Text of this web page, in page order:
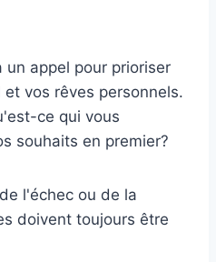
appel pour prioriser
vos rêves personnels.
ce qui vous
souhaits en premier?
l'échec ou de la
doivent toujours être